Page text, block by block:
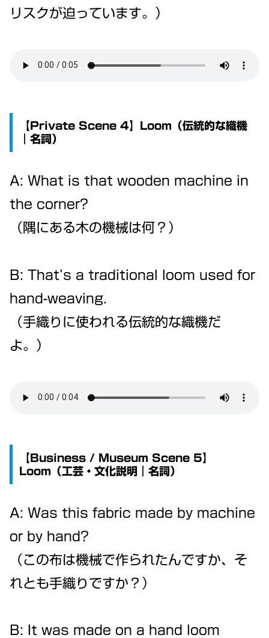
リスクが迫っています。）
【Private Scene 4】Loom（伝統的な織機
｜名詞）
A: What is that wooden machine in
the corner?
（隅にある木の機械は何？）
B: That’s a traditional loom used for
hand-weaving.
（手織りに使われる伝統的な織機だ
よ。）
【Business / Museum Scene 5】
Loom（工芸・文化説明｜名詞）
A: Was this fabric made by machine
or by hand?
（この布は機械で作られたんですか、そ
れとも手織りですか？）
B: It was made on a hand loom